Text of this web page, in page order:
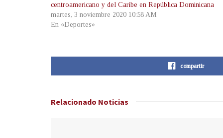
centroamericano y del Caribe en República Dominicana
martes, 3 noviembre 2020 10:58 AM
En «Deportes»
compartir
Relacionado Noticias